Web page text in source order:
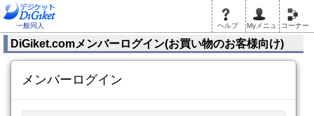
一般同人 ヘルプ Myメニュ コーナー
DiGiket.comメンバーログイン(お買い物のお客様向け)
メンバーログイン